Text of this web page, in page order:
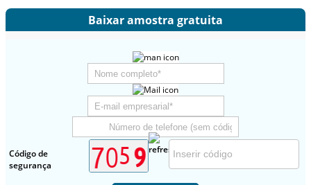
Baixar amostra gratuita
Código de
segurança